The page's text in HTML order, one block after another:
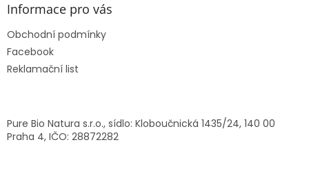
Informace pro vás
Obchodní podmínky
Facebook
Reklamační list
Pure Bio Natura s.r.o., sídlo: Kloboučnická 1435/24, 140 00
Praha 4, IČO: 28872282